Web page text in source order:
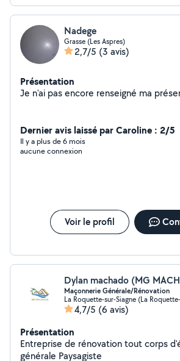
Nadege
Grasse (Les Aspres)
2,7/5 (3 avis)
Présentation
Je n'ai pas encore
Dernier avis laissé par Caroline : 2/5
Il y a plus de 6 mois
aucune connexion
Voir le profil
Dylan machado (MG
Maçonnerie Générale/Rénovation
La Roquette-sur-Siagne (La
4,7/5 (6 avis)
Présentation
Entreprise de rénovation tout corps d'état
générale Paysagiste